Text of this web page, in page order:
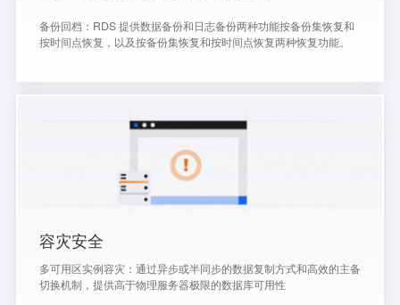
备份回档：RDS 提供数据备份和日志备份两种功能按备份集恢复和
按时间点恢复，以及按备份集恢复和按时间点恢复两种恢复功能。
容灾安全
多可用区实例容灾：通过异步或半同步的数据复制方式和高效的主备
切换机制，提供高于物理服务器极限的数据库可用性